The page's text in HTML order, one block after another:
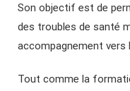
Son objectif est de
des troubles de santé
accompagnement vers
Tout comme la